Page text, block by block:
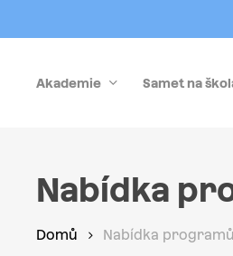
to
contentAkademie Samet na
Nabídka
Domů Nabídka programů